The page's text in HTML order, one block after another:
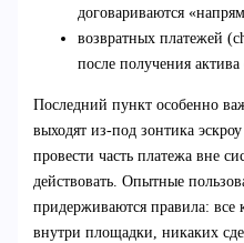
договариваются
возвратных платежей
после получения
Последний пункт особенно
выходят из-под зонтика
провести часть платежа вне
действовать. Опытные
придерживаются правила: все
внутри площадки, никаких